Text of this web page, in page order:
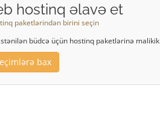
hostinq əlavə et
paketlərindən birini seçin
büdcə üçün hostinq paketlərinə malikik
bax